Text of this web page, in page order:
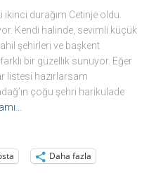
durağım Cetinje oldu.
Kendi halinde, sevimli küçük
şehirleri ve başkent
bir güzellik sunuyor. Eğer
listesi hazırlarsam
çoğu şehri harikulade
Daha fazla